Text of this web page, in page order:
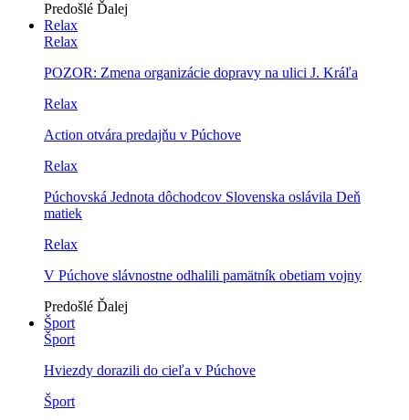
Predošlé Ďalej
Relax
Relax
POZOR: Zmena organizácie dopravy na ulici J. Kráľa
Relax
Action otvára predajňu v Púchove
Relax
Púchovská Jednota dôchodcov Slovenska oslávila Deň
matiek
Relax
V Púchove slávnostne odhalili pamätník obetiam vojny
Predošlé Ďalej
Šport
Šport
Hviezdy dorazili do cieľa v Púchove
Šport